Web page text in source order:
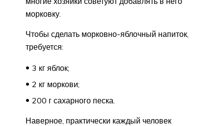
морковку.
Чтобы сделать морковно-яблочный напиток,
требуется:
3 кг яблок;
2 кг моркови;
200 г сахарного песка.
Наверное, практически каждый человек